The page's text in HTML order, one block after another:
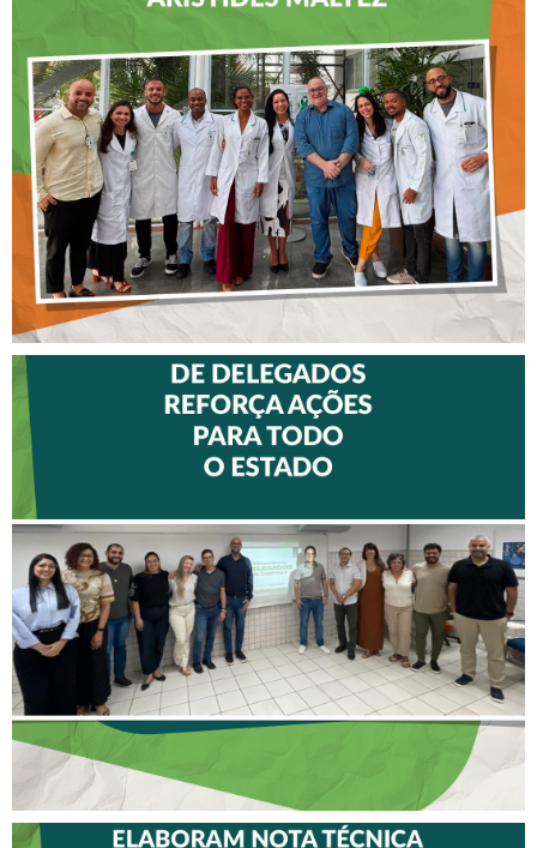
CREFITO-7 LEVA EDUCAÇÃO
CONTINUADA AOS
FISIOTERAPEUTAS DAS UTIs
DO HOSPITAL ARISTIDES
MALTEZ
DELEGADOS REFORÇA
AÇÕES PARA TODO O
ESTADO